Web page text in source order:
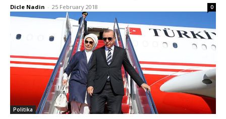
Dicle Nadin - 25 February 2018 0
Politika